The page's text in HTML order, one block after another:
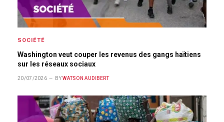
SOCIÉTÉ
Washington veut couper les revenus des gangs haïtiens
sur les réseaux sociaux
20/07/2026 BY WATSON AUDIBERT